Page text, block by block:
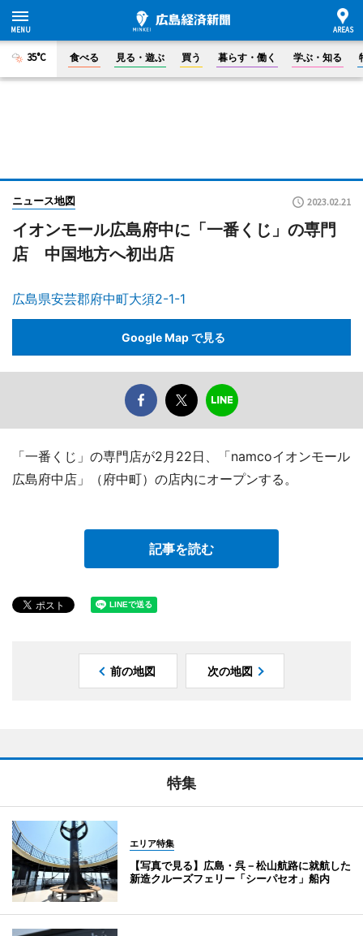
35°C 食べる 見る・遊ぶ 買う 暮らす・働く 学ぶ・知る
ニュース地図 2023.02.21
イオンモール広島府中に「一番くじ」の専門
店 中国地方へ初出店
広島県安芸郡府中町大須2-1-1
Google Map で見る
「一番くじ」の専門店が2月22日、「namcoイオンモール
広島府中店」（府中町）の店内にオープンする。
記事を読む
前の地図 次の地図
特集
エリア特集
【写真で見る】広島・呉－松山航路に就航した
新造クルーズフェリー「シーパセオ」船内